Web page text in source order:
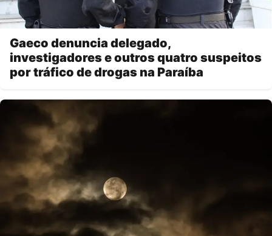
Gaeco denuncia delegado,
investigadores e outros quatro suspeitos
por tráfico de drogas na Paraíba